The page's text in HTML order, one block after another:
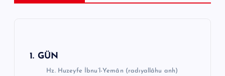
e
1. GÜN
Hz. Huzeyfe İbnu’l-Yemân (radıyallâhu anh)